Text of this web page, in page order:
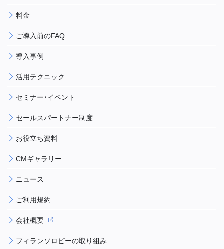
料金
ご導入前のFAQ
導入事例
活用テクニック
セミナー・イベント
セールスパートナー制度
お役立ち資料
CMギャラリー
ニュース
ご利用規約
会社概要
フィランソロピーの取り組み